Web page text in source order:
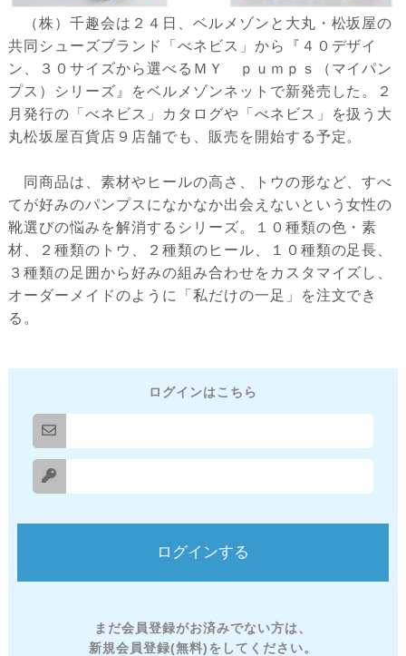
（株）千趣会は２４日、ベルメゾンと大丸・松坂屋の
共同シューズブランド「べネビス」から『４０デザイ
ン、３０サイズから選べるＭＹ ｐｕｍｐｓ（マイパン
プス）シリーズ』をベルメゾンネットで新発売した。２
月発行の「べネビス」カタログや「べネビス」を扱う大
丸松坂屋百貨店９店舗でも、販売を開始する予定。
同商品は、素材やヒールの高さ、トウの形など、すべ
てが好みのパンプスになかなか出会えないという女性の
靴選びの悩みを解消するシリーズ。１０種類の色・素
材、２種類のトウ、２種類のヒール、１０種類の足長、
３種類の足囲から好みの組み合わせをカスタマイズし、
オーダーメイドのように「私だけの一足」を注文でき
る。
ログインはこちら
まだ会員登録がお済みでない方は、
新規会員登録(無料)をしてください。